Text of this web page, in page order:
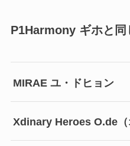
P1Harmony ギホと同
MIRAE ユ・ドヒョン
Xdinary Heroes O.de（